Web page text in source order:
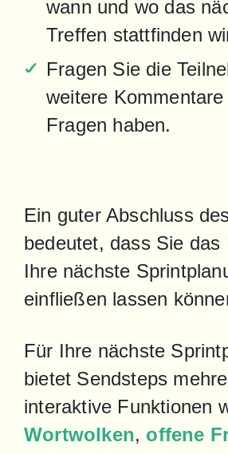
wann und wo das
Treffen stattfinden
Fragen Sie die
weitere Kommentare
Fragen haben.
Ein guter Abschluss
bedeutet, dass Sie das
Ihre nächste
einfließen lassen
Für Ihre nächste
bietet Sendsteps
Wortwolken, offene